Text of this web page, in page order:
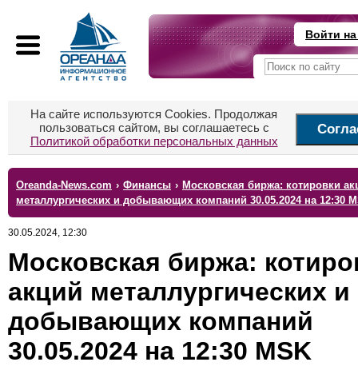
Войти
На сайте используются Cookies. Продолжая
пользоваться сайтом, вы соглашаетесь с
Политикой обработки персональных данных
Oreanda-News.com › Финансы › Московская биржа: котировки
металлургических и добывающих компаний 30.05.2024 на 12:30
30.05.2024, 12:30
Московская биржа:
акций металлургических и
добывающих компаний
30.05.2024 на 12:30 MSK